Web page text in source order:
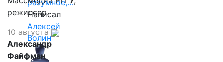
разумное,…
Написал
Алексей
Волин
режиссер.
10 августа
Александр
Файфман